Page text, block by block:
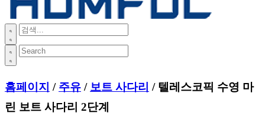
홈페이지 / 주유 / 보트 사다리 / 텔레스코픽 수영 마
린 보트 사다리 2단계